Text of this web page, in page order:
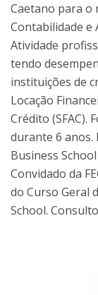
Caetano para o
Contabilidade e
Atividade
tendo
instituições de
Locação
Crédito (SFAC).
durante 6 anos.
Business
Convidado da
do Curso Geral
School.